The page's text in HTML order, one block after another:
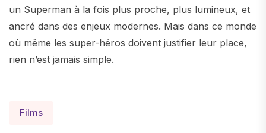
un Superman à la fois plus proche, plus lumineux, et
ancré dans des enjeux modernes. Mais dans ce monde
où même les super-héros doivent justifier leur place,
rien n’est jamais simple.
Films